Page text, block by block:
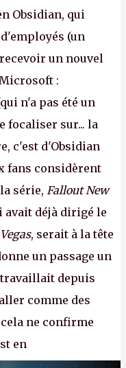
Obsidian, qui
(un
un nouvel
:
n'a pas été un
focaliser sur... la
c'est d'Obsidian
fans considèrent
série, Fallout New
avait déjà dirigé le
, serait à la tête
un passage un
depuis
comme des
ne confirme
en